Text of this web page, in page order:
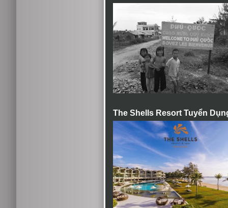
The Shells Resort Tuyển